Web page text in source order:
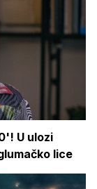
U ulozi
lice